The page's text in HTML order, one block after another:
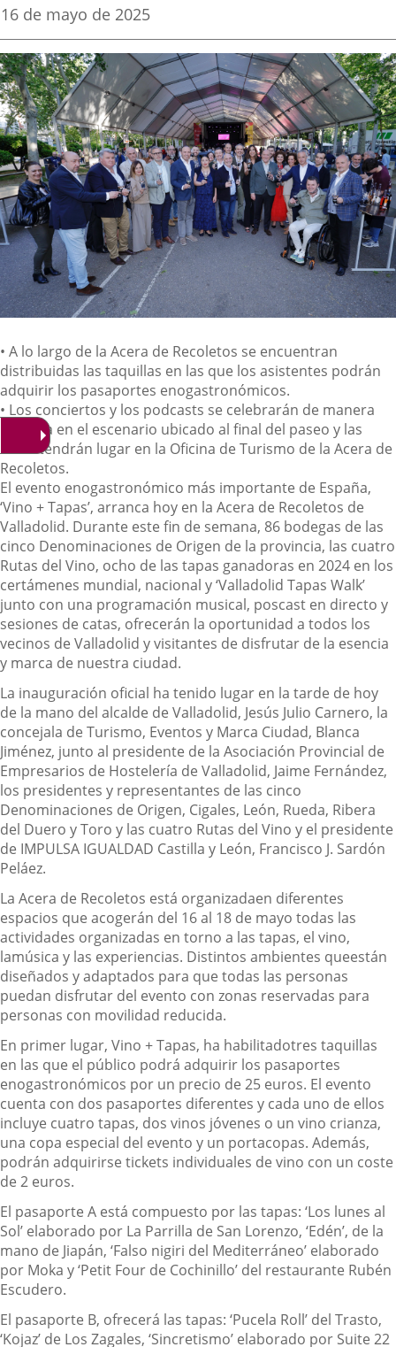
aplicación
externa.
aplicación
externa.
Fecha
la
noticia
16 de mayo de 2025
Descripción
• A lo largo de la Acera de Recoletos se encuentran
distribuidas las taquillas en las que los asistentes podrán
adquirir los pasaportes enogastronómicos.
• Los conciertos y los podcasts se celebrarán de manera
gratuita en el escenario ubicado al final del paseo y las
catas tendrán lugar en la Oficina de Turismo de la Acera de
Recoletos.
El evento enogastronómico más importante de España,
‘Vino + Tapas’, arranca hoy en la Acera de Recoletos de
Valladolid. Durante este fin de semana, 86 bodegas de las
cinco Denominaciones de Origen de la provincia, las cuatro
Rutas del Vino, ocho de las tapas ganadoras en 2024 en los
certámenes mundial, nacional y ‘Valladolid Tapas Walk’
junto con una programación musical, poscast en directo y
sesiones de catas, ofrecerán la oportunidad a todos los
vecinos de Valladolid y visitantes de disfrutar de la esencia
y marca de nuestra ciudad.
La inauguración oficial ha tenido lugar en la tarde de hoy
de la mano del alcalde de Valladolid, Jesús Julio Carnero, la
concejala de Turismo, Eventos y Marca Ciudad, Blanca
Jiménez, junto al presidente de la Asociación Provincial de
Empresarios de Hostelería de Valladolid, Jaime Fernández,
los presidentes y representantes de las cinco
Denominaciones de Origen, Cigales, León, Rueda, Ribera
del Duero y Toro y las cuatro Rutas del Vino y el presidente
de IMPULSA IGUALDAD Castilla y León, Francisco J. Sardón
Peláez.
La Acera de Recoletos está organizadaen diferentes
espacios que acogerán del 16 al 18 de mayo todas las
actividades organizadas en torno a las tapas, el vino,
lamúsica y las experiencias. Distintos ambientes queestán
diseñados yadaptados para que todas las personas
puedan disfrutar del evento con zonas reservadas para
personas con movilidad reducida.
En primer lugar, Vino + Tapas, ha habilitadotres taquillas
en las que el público podrá adquirir los pasaportes
enogastronómicos por un precio de 25 euros. El evento
cuenta con dos pasaportes diferentes y cada uno de ellos
incluye cuatro tapas, dos vinos jóvenes o un vino crianza,
una copa especial del evento y un portacopas. Además,
podrán adquirirse tickets individuales de vino con un coste
de 2 euros.
El pasaporte A está compuesto por las tapas: ‘Los lunes al
Sol’ elaborado por La Parrilla de San Lorenzo, ‘Edén’, de la
mano de Jiapán, ‘Falso nigiri del Mediterráneo’ elaborado
por Moka y‘Petit Four de Cochinillo’ del restaurante Rubén
Escudero.
El pasaporte B, ofrecerá las tapas: ‘Pucela Roll’ del Trasto,
‘Kojaz’ de Los Zagales, ‘Sincretismo’ elaborado por Suite 22